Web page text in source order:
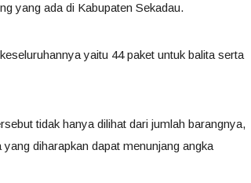
yang ada di Kabupaten Sekadau.
yaitu 44 paket untuk balita serta
tidak hanya dilihat dari jumlah barangnya,
diharapkan dapat menunjang angka